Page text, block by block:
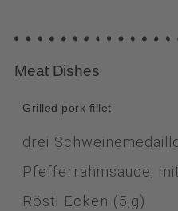
Meat Dishes
Grilled pork fillet
drei
Pfefferrahmsauce,
Rösti Ecken (5,g)